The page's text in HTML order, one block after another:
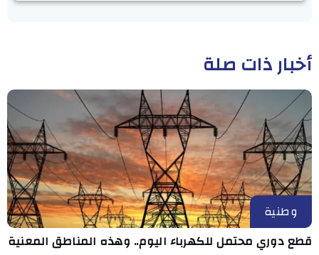
أخبار ذات صلة
وطنية
قطع دوري محتمل للكهرباء اليوم.. وهذه المناطق المعنية